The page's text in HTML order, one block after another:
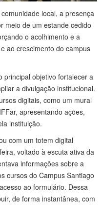
local, a presença
meio de um estande cedido
o acolhimento e a
ao crescimento do campus
principal objetivo fortalecer a
a divulgação institucional.
digitais, como um mural
apresentando ações,
instituição.
com um totem digital
voltado à escuta ativa da
informações sobre a
cursos do Campus Santiago
ao formulário. Dessa
de forma instantânea, com